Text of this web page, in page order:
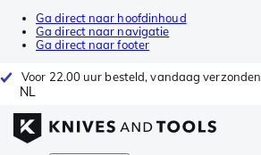
Ga direct naar hoofdinhoud
Ga direct naar navigatie
Ga direct naar footer
Voor 22.00 uur besteld, vandaag verzonden
NL